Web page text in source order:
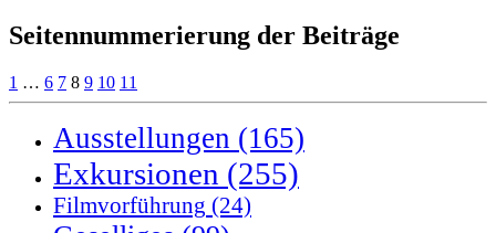
Seitennummerierung der Beiträge
1 … 6 7 8 9 10 11
Ausstellungen (165)
Exkursionen (255)
Filmvorführung (24)